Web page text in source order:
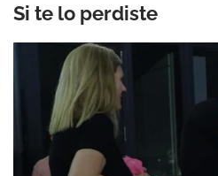
Si te lo perdiste